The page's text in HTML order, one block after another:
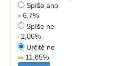
Spíše ano
6,7%
Spíše ne
2,06%
Určitě ne
11,85%